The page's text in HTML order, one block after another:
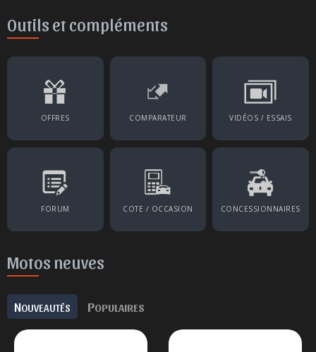
Outils et compléments
OFFRES COMPARATEUR VIDÉOS / ESSAIS
FORUM COTE / OCCASION CONCESSIONNAIRES
Motos neuves
NOUVEAUTÉS POPULAIRES